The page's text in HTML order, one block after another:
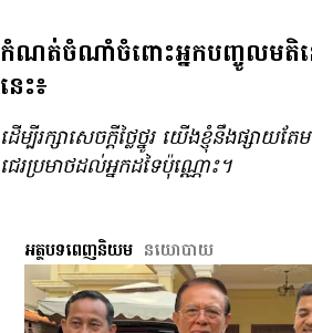
កំណត់ចំណាំចំពោះអ្នកបញ្ចូលមតិន
នេះ៖
ដើម្បី​រក្សា​សេចក្ដី​ថ្លៃថ្នូរ យើង​ខ្ញុំ​នឹង​ផ្សា
ជេរ​ប្រមាថ​ដល់​អ្នក​ដទៃ​ប៉ុណ្ណោះ។
អត្ថបទពេញនិយម នយោបាយ